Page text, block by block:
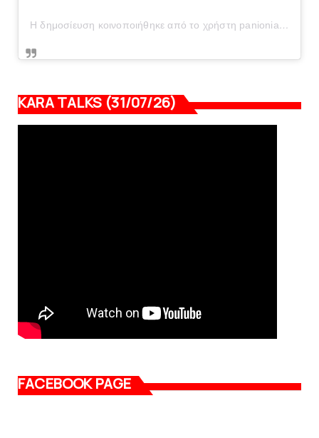
Η δημοσίευση κοινοποιήθηκε από το χρήστη panionianea.gr (@panionianea.gr)
KARA TALKS (31/07/26)
FACEBOOK PAGE